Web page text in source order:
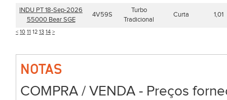
INDU PT 18-Sep-2026
55000 Bear SGE
4V59S
Turbo
Tradicional
Curta 1,01
< 10 11 12 13 14 >
NOTAS
COMPRA / VENDA - Preços